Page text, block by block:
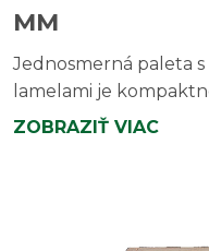
MM
Jednosmerná paleta
lamelami je
ZOBRAZIŤ VIAC